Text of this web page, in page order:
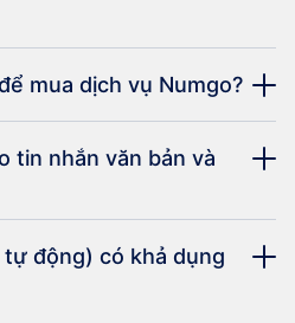
mua dịch vụ Numgo?
tin nhắn văn bản và
động) có khả dụng